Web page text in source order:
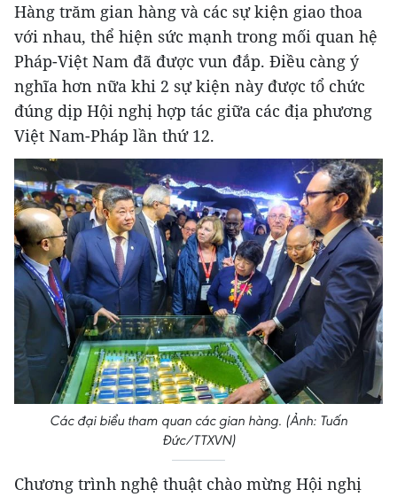
Hàng trăm gian hàng và các sự kiện giao thoa
với nhau, thể hiện sức mạnh trong mối quan hệ
Pháp-Việt Nam đã được vun đắp. Điều càng ý
nghĩa hơn nữa khi 2 sự kiện này được tổ chức
đúng dịp Hội nghị hợp tác giữa các địa phương
Việt Nam-Pháp lần thứ 12.
Các đại biểu tham quan các gian hàng. (Ảnh: Tuấn
Đức/TTXVN)
Chương trình nghệ thuật chào mừng Hội nghị